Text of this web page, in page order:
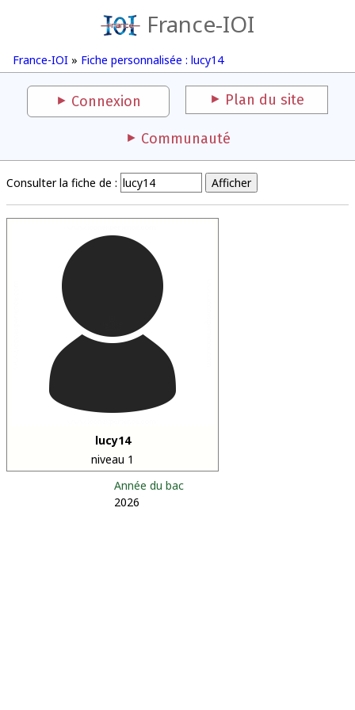
France-IOI
France-IOI » Fiche personnalisée : lucy14
Connexion Plan du site
Communauté
Consulter la fiche de :
lucy14
niveau 1
Année du bac
2026